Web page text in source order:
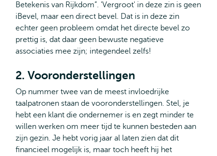
Betekenis van Rijkdom”. 'Vergroot' in deze zin is geen
iBevel, maar een direct bevel. Dat is in deze zin
echter geen probleem omdat het directe bevel zo
prettig is, dat daar geen bewuste negatieve
associaties mee zijn; integendeel zelfs!
2. Vooronderstellingen
Op nummer twee van de meest invloedrijke
taalpatronen staan de vooronderstellingen. Stel, je
hebt een klant die ondernemer is en zegt minder te
willen werken om meer tijd te kunnen besteden aan
zijn gezin. Je hebt vorig jaar al laten zien dat dit
financieel mogelijk is, maar toch heeft hij het